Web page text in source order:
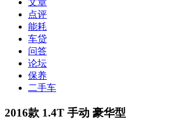
点评
能耗
车贷
问答
论坛
保养
二手车
2016款 1.4T 手动 豪华型